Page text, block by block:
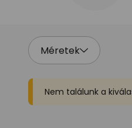
Méretek
Nem találunk a